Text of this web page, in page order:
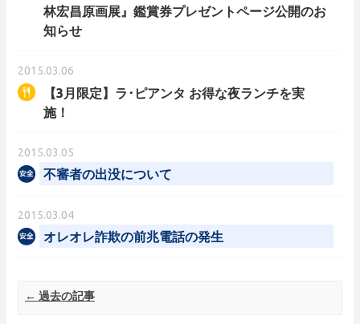
林宏昌原画展』鑑賞券プレゼントページ公開のお
知らせ
2015.03.06
【3月限定】ラ･ピアンタ お得な夜ランチを実
施！
2015.03.05
不審者の出没について
2015.03.04
オレオレ詐欺の前兆電話の発生
Post navigation
← 過去の記事